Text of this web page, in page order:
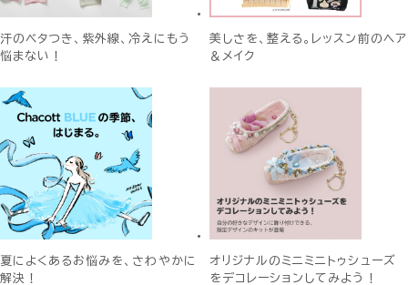
汗のベタつき、紫外線、冷えにもう
悩まない！
美しさを、整える。レッスン前のヘア
＆メイク
夏によくあるお悩みを、さわやかに
解決！
オリジナルのミニミニトゥシューズ
をデコレーションしてみよう！